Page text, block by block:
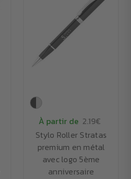
À partir de 2.19€
Stylo Roller Stratas
premium en métal
avec logo 5ème
anniversaire